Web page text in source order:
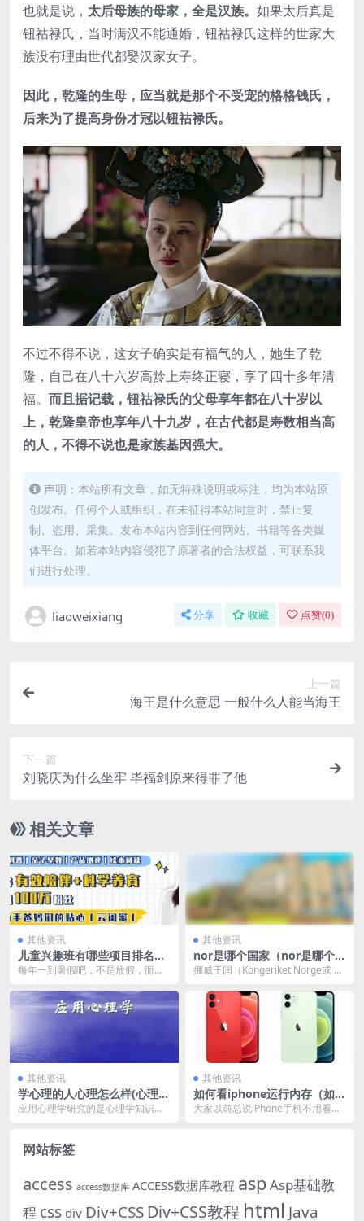
也就是说， 太后母族的母家，全是汉族。 如果太后真是
钮祜禄氏，当时满汉不能通婚，钮祜禄氏这样的世家大
族没有理由世代都娶汉家女子。
因此，乾隆的生母，应当就是那个不受宠的格格钱氏，
后来为了提高身份才冠以钮祜禄氏。
不过不得不说，这女子确实是有福气的人，她生了乾
隆，自己在八十六岁高龄上寿终正寝，享了四十多年清
福。 而且据记载，钮祜禄氏的父母享年都在八十岁以
上，乾隆皇帝也享年八十九岁，在古代都是寿数相当高
的人，不得不说也是家族基因强大。
声明：本站所有文章，如无特殊说明或标注，均为本站原
创发布。任何个人或组织，在未征得本站同意时，禁止复
制、盗用、采集、发布本站内容到任何网站、书籍等各类媒
体平台。如若本站内容侵犯了原著者的合法权益，可联系我
们进行处理。
liaoweixiang 分享 收藏 点赞(0)
上一篇
海王是什么意思 一般什么人能当海王
下一篇
刘晓庆为什么坐牢 毕福剑原来得罪了他
相关文章
其他资讯
儿童兴趣班有哪些项目排名
（儿童兴趣班有哪些项目排名
每年一到暑假吧，不是放假，而是
说，暑假是最好超车的弯...
其他资讯
nor是哪个国家（nor是哪个国
家的货币）
挪威王国（Kongeriket Norge或 Ko
其他资讯
学心理的人心理怎么样(心理应
用学专业怎么样)
应用心理学研究的是心理学知识原
其他资讯
如何看iphone运行内存（如何
看iphone运行内存使用情况）
大家以前总说iPhone手机不用看运
网站标签
access access数据库 ACCESS数据库教程 asp Asp基础教
程 css div Div+CSS Div+CSS教程 html Java